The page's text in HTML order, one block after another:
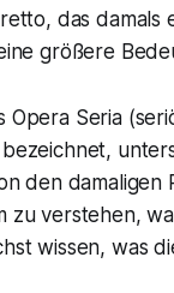
das damals
größere
Opera Seria
den damaligen
zu verstehen,
wissen, was